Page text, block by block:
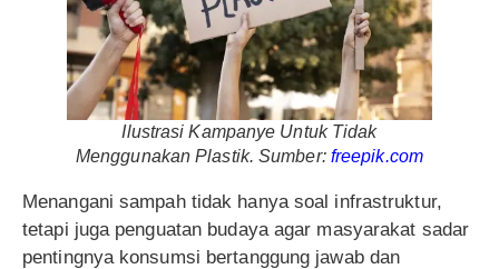
Ilustrasi Kampanye Untuk Tidak
Menggunakan Plastik. Sumber: freepik.com
Menangani sampah tidak hanya soal infrastruktur,
tetapi juga penguatan budaya agar masyarakat sadar
pentingnya konsumsi bertanggung jawab dan